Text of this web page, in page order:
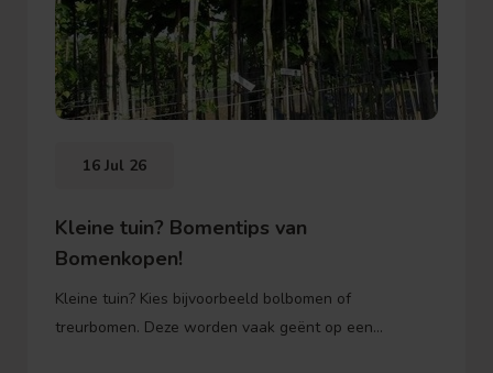
16 Jul 26
Kleine tuin? Bomentips van
Bomenkopen!
Kleine tuin? Kies bijvoorbeeld bolbomen of
treurbomen. Deze worden vaak geënt op een